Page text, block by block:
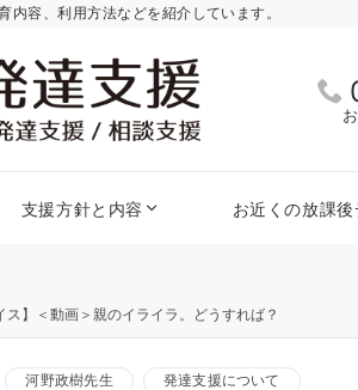
容、利用方法などを紹介しています。
支援方針と内容 お近くの放課後
ス】＜動画＞親のイライラ。どうすれば？
河野政樹先生 発達支援について